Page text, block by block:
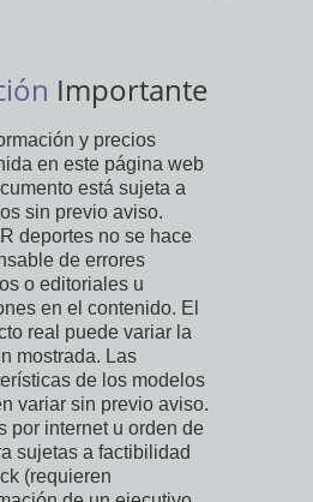
Importante
y precios
en este página web
está sujeta a
sin previo aviso.
deportes no se hace
de errores
o editoriales u
en el contenido. El
real puede variar la
mostrada. Las
de los modelos
variar sin previo aviso.
por internet u orden de
sujetas a factibilidad
(requieren